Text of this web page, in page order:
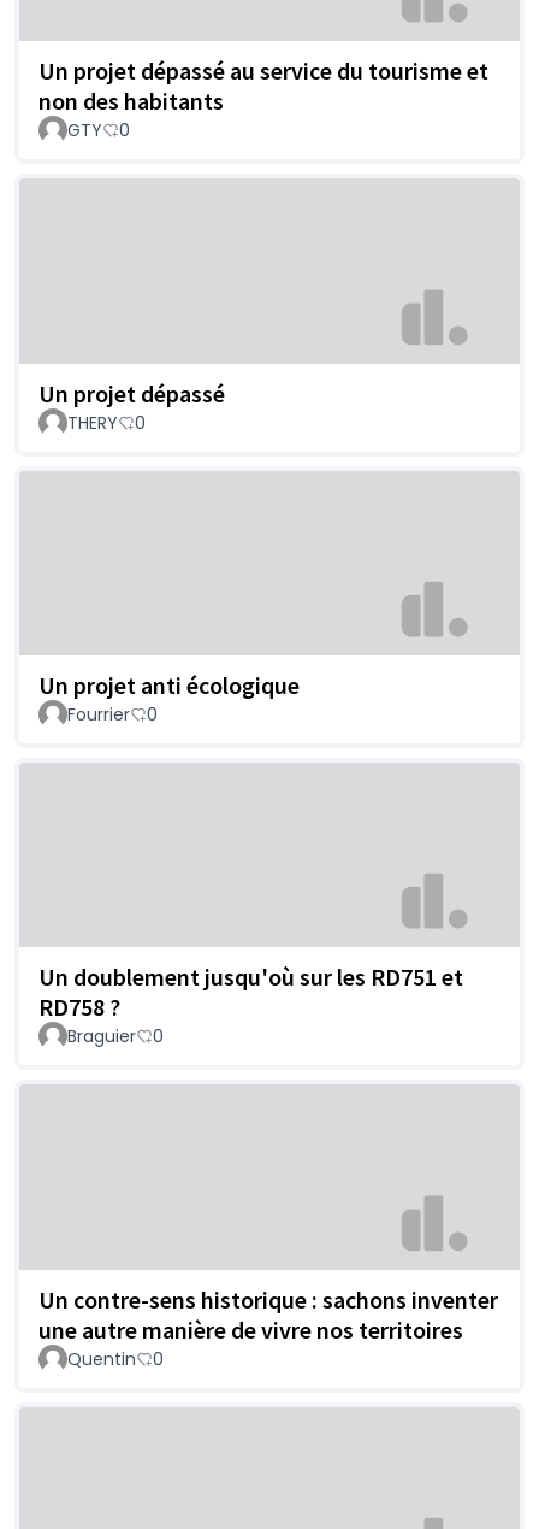
Un projet dépassé au service du tourisme et
non des habitants
GTY 0
Un projet dépassé
THERY 0
Un projet anti écologique
Fourrier 0
Un doublement jusqu'où sur les RD751 et
RD758 ?
Braguier 0
Un contre-sens historique : sachons inventer
une autre manière de vivre nos territoires
Quentin 0